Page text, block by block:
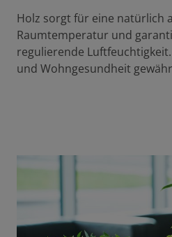
Holz sorgt für eine natürlich
Raumtemperatur und
regulierende
und Wohngesundheit